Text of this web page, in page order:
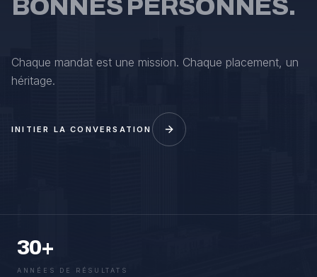
BONNES PERSONNES.
Chaque mandat est une mission. Chaque placement, un
héritage.
INITIER LA CONVERSATION
30+
ANNÉES DE RÉSULTATS